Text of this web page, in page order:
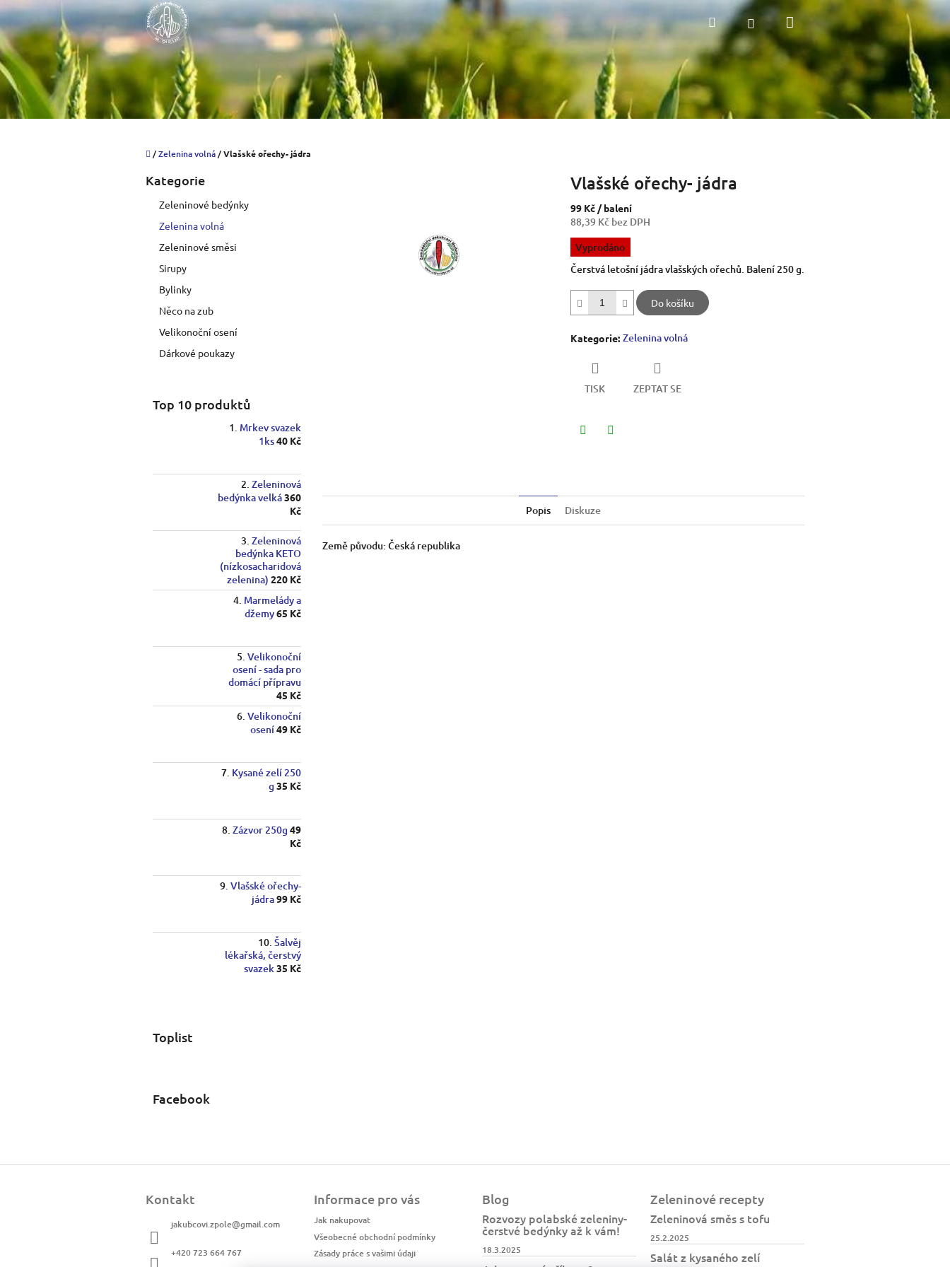
Přejít
na
obsah
HledatPřihlášeníNákupní
košík
Domů
/Zelenina volná/Vlašské ořechy- jádra
Přeskočit
Kategorie
Zeleninové bedýnky
Zelenina volná
Zeleninové směsi
Sirupy
Bylinky
Něco na zub
Velikonoční osení
Dárkové poukazy
Top 10 produktů
Mrkev svazek
1ks40 Kč
Zeleninová
bedýnka velká360
Kč
Zeleninová
bedýnka KETO
(nízkosacharidová
zelenina) 220 Kč
Marmelády a
džemy65 Kč
Velikonoční
osení - sada pro
domácí přípravu
45 Kč
Velikonoční
osení49 Kč
Kysané zelí 250
g35 Kč
Zázvor 250g49
Kč
Vlašské ořechy-
jádra99 Kč
Šalvěj
lékařská, čerstvý
svazek35 Kč
Toplist
Facebook
Vlašské ořechy- jádra
99 Kč / balení
88,39 Kč bez DPH
Měrná
cena:
Vyprodáno
Čerstvá letošní jádra vlašských ořechů. Balení 250 g.
Do košíku
Kategorie: Zelenina volná
TISK ZEPTAT SE
Popis Diskuze
Země původu: Česká republika
Kontakt
jakubcovi.zpole@gmail.com
+420 723 664 767
Informace pro vás
Jak nakupovat
Všeobecné obchodní podmínky
Zásady práce s vašimi údaji
Blog
Rozvozy polabské zeleniny-
čerstvé bedýnky až k vám!
18.3.2025
Zeleninové recepty
Zeleninová směs s tofu
25.2.2025
Salát z kysaného zelí